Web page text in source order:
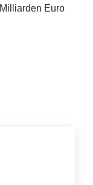
Milliarden Euro